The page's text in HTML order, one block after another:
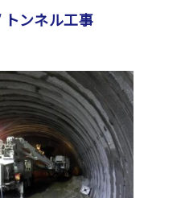
ンネル工事